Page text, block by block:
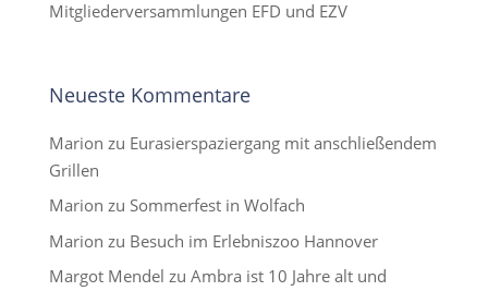
Mitgliederversammlungen EFD und EZV
Neueste Kommentare
Marion zu Eurasierspaziergang mit anschließendem
Grillen
Marion zu Sommerfest in Wolfach
Marion zu Besuch im Erlebniszoo Hannover
Margot Mendel zu Ambra ist 10 Jahre alt und